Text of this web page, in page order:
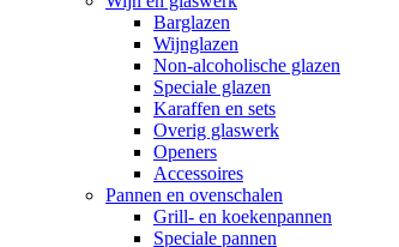
Barglazen
Wijnglazen
Non-alcoholische glazen
Speciale glazen
Karaffen en sets
Overig glaswerk
Openers
Accessoires
Pannen en ovenschalen
Grill- en koekenpannen
Speciale pannen